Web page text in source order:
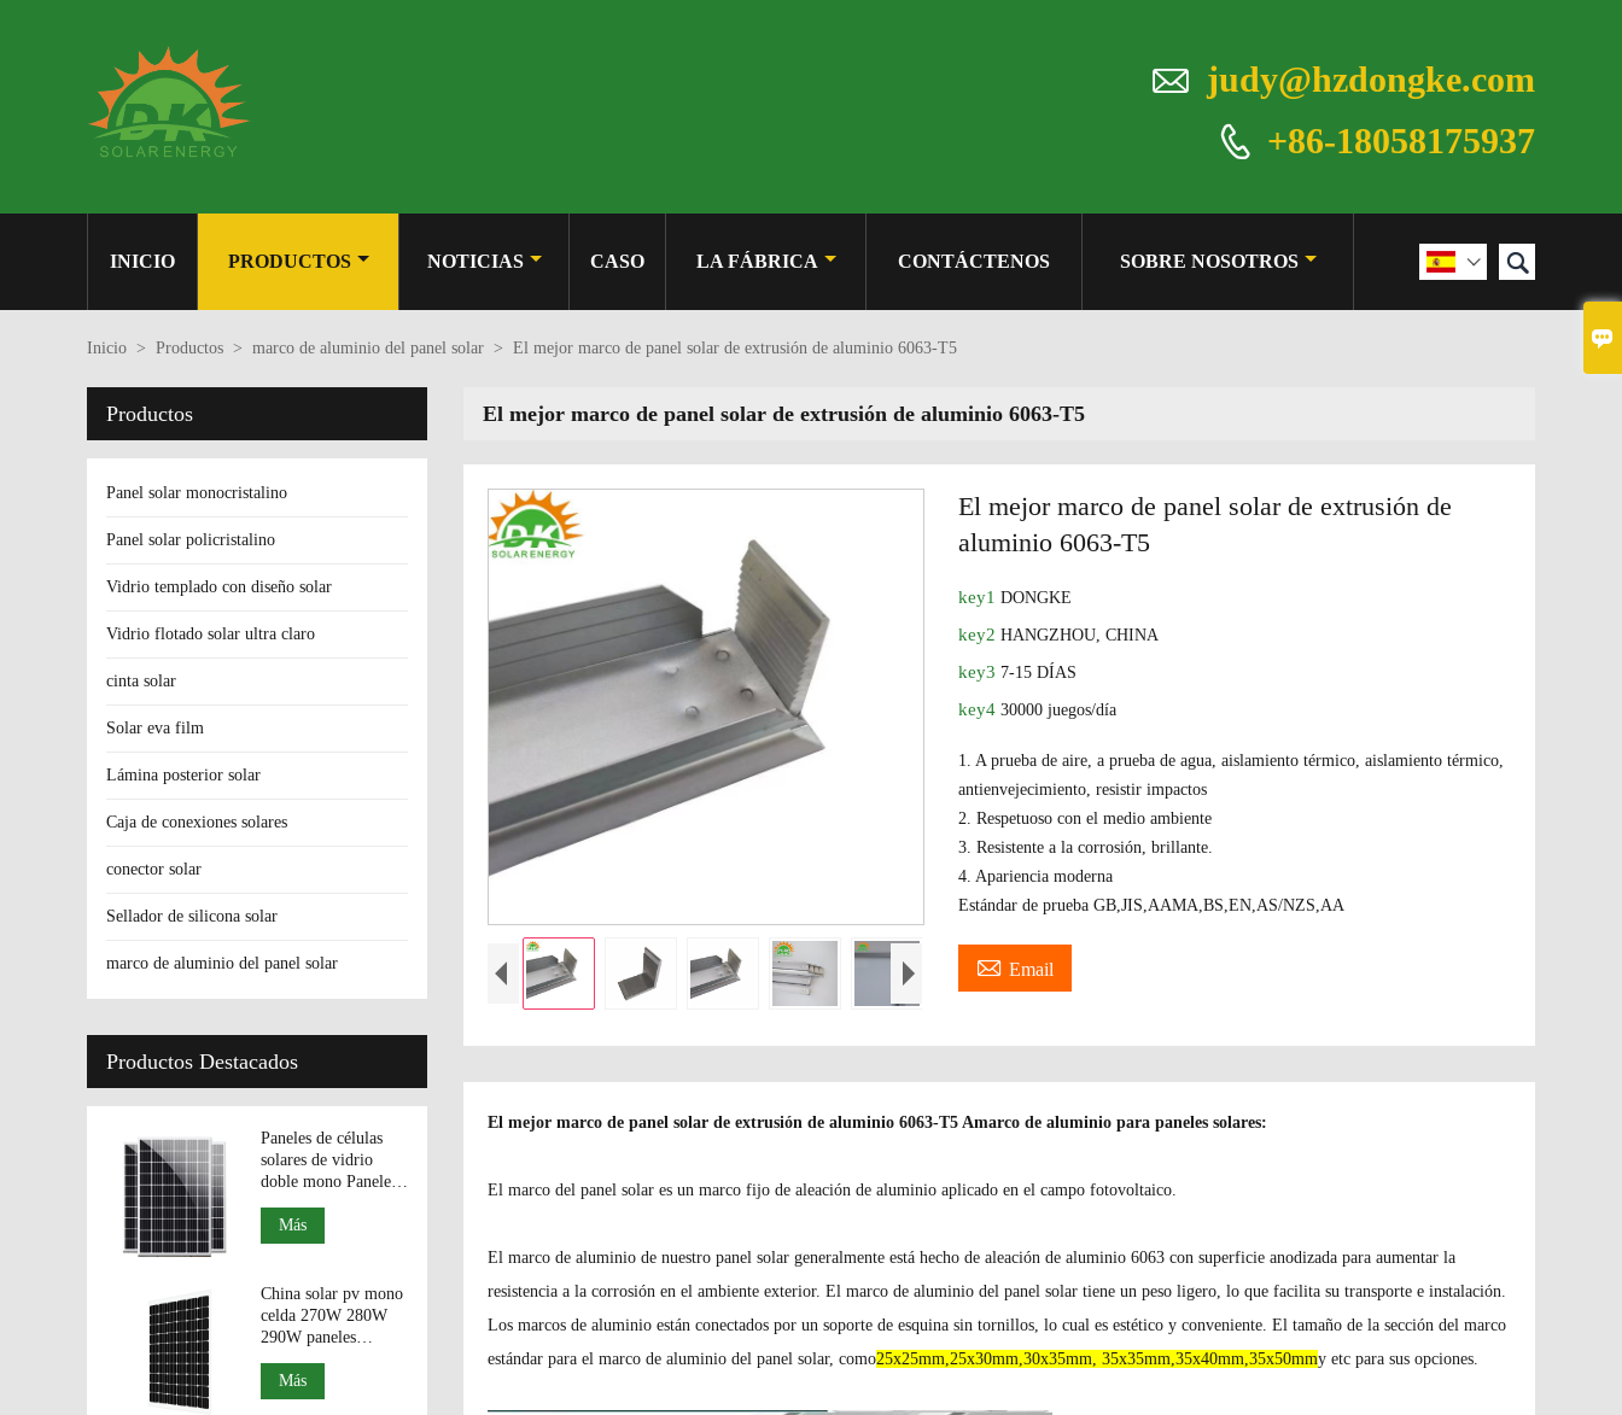

 judy@hzdongke.com
 +86-18058175937
 
INICIO PRODUCTOS NOTICIAS CASO LA FÁBRICA CONTÁCTENOS SOBRE NOSOTROS
Inicio > Productos > marco de aluminio del panel solar > El mejor marco de panel solar de extrusión de aluminio 6063-T5
El mejor marco de panel solar de extrusión de aluminio 6063-T5
El mejor marco de panel solar de extrusión de
aluminio 6063-T5
key1DONGKE
key2HANGZHOU, CHINA
key3 7-15 DÍAS
key430000 juegos/día
1. A prueba de aire, a prueba de agua, aislamiento térmico, aislamiento térmico,
antienvejecimiento, resistir impactos
2. Respetuoso con el medio ambiente
3. Resistente a la corrosión, brillante.
4. Apariencia moderna
Estándar de prueba GB,JIS,AAMA,BS,EN,AS/NZS,AA
 Email
El mejor marco de panel solar de extrusión de aluminio 6063-T5 Amarco de aluminio para paneles solares:
El marco del panel solar es un marco fijo de aleación de aluminio aplicado en el campo fotovoltaico.
El marco de aluminio de nuestro panel solar generalmente está hecho de aleación de aluminio 6063 con superficie anodizada para aumentar la
resistencia a la corrosión en el ambiente exterior. El marco de aluminio del panel solar tiene un peso ligero, lo que facilita su transporte e instalación.
Los marcos de aluminio están conectados por un soporte de esquina sin tornillos, lo cual es estético y conveniente. El tamaño de la sección del marco
estándar para el marco de aluminio del panel solar, como25x25mm,25x30mm,30x35mm, 35x35mm,35x40mm,35x50mmy etc para sus opciones.
Productos
Panel solar monocristalino
Panel solar policristalino
Vidrio templado con diseño solar
Vidrio flotado solar ultra claro
cinta solar
Solar eva film
Lámina posterior solar
Caja de conexiones solares
conector solar
Sellador de silicona solar
marco de aluminio del panel solar
Productos Destacados
Paneles de células
solares de vidrio
doble mono Paneles
bifaciales Módulos
fotovoláticos de
330W 340W 350W.
Más
China solar pv mono
celda 270W 280W
290W paneles
fotovoltaicos de
vidrio doble.
Más